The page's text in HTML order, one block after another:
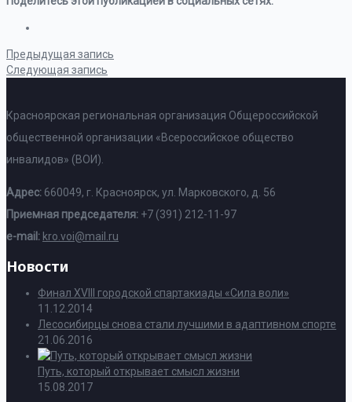
Предыдущая запись
Следующая запись
Красноярская региональная организация Общероссийской
общественной организации «Всероссийское общество
инвалидов» (ВОИ).
Адрес: 660049, г. Красноярск, ул. Марковского, д. 56
Приемная председателя: +7 (391) 212-11-97
e-mail: kro.voi@mail.ru
Новости
Финал XVIII городской спартакиады «Сила воли»
11.12.2014
Лесосибирцы снова стали лучшими в адаптивном спорте
21.06.2016
Путь, который открывает смысл жизни
15.08.2017